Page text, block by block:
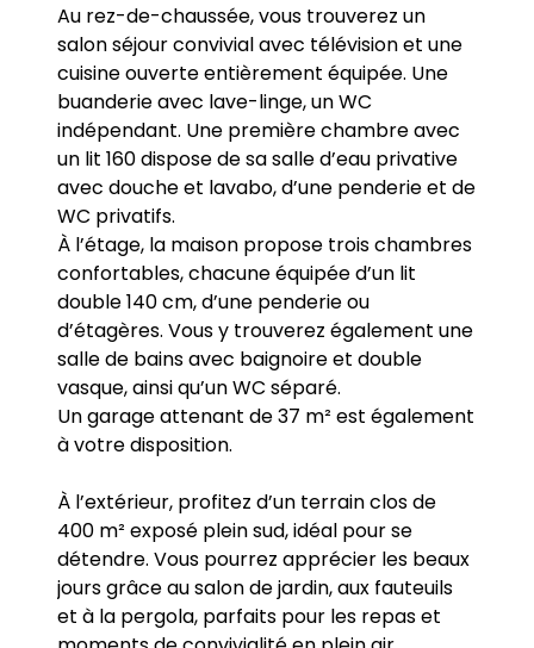
Au rez-de-chaussée, vous trouverez un
salon séjour convivial avec télévision et une
cuisine ouverte entièrement équipée. Une
buanderie avec lave-linge, un WC
indépendant. Une première chambre avec
un lit 160 dispose de sa salle d’eau privative
avec douche et lavabo, d’une penderie et de
WC privatifs.
À l’étage, la maison propose trois chambres
confortables, chacune équipée d’un lit
double 140 cm, d’une penderie ou
d’étagères. Vous y trouverez également une
salle de bains avec baignoire et double
vasque, ainsi qu’un WC séparé.
Un garage attenant de 37 m² est également
à votre disposition.
À l’extérieur, profitez d’un terrain clos de
400 m² exposé plein sud, idéal pour se
détendre. Vous pourrez apprécier les beaux
jours grâce au salon de jardin, aux fauteuils
et à la pergola, parfaits pour les repas et